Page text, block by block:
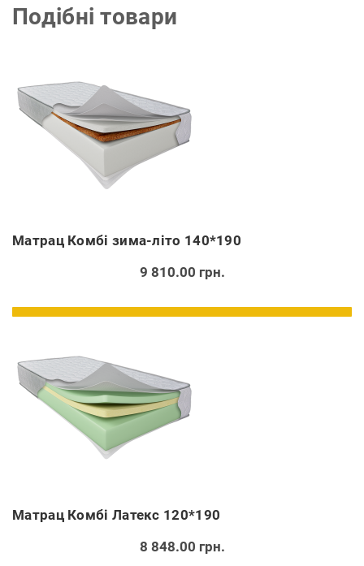
Подібні товари
Матрац Комбі зима-літо 140*190
9 810.00 грн.
Матрац Комбі Латекс 120*190
8 848.00 грн.